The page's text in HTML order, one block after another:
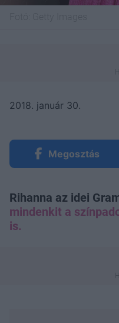
2018. január 30.
Megosztás
Rihanna az idei
mindenkit a
is.